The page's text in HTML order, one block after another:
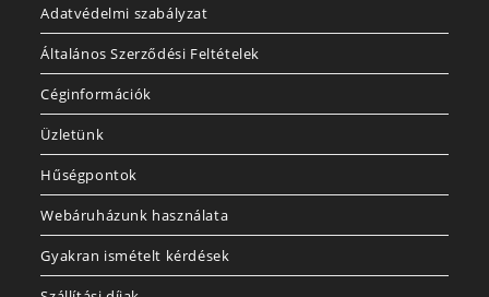
Adatvédelmi szabályzat
Általános Szerződési Feltételek
Céginformációk
Üzletünk
Hűségpontok
Webáruházunk használata
Gyakran ismételt kérdések